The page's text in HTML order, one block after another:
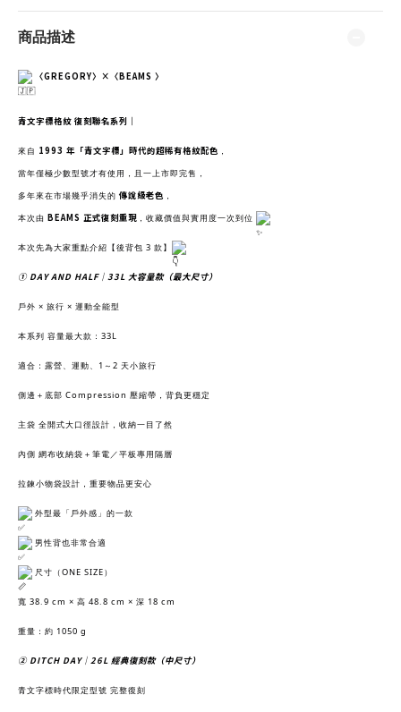
商品描述
〈GREGORY〉×〈BEAMS 〉
青文字標格紋 復刻聯名系列｜
來自 1993 年「青文字標」時代的超稀有格紋配色 ，
當年僅極少數型號才有使用，且一上市即完售，
多年來在市場幾乎消失的 傳說級老色 ，
本次由 BEAMS 正式復刻重現 ，收藏價值與實用度一次到位
本次先為大家重點介紹【後背包 3 款】
① DAY AND HALF｜33L 大容量款（最大尺寸）
戶外 × 旅行 × 運動全能型
本系列 容量最大款：33L
適合：露營、運動、1～2 天小旅行
側邊＋底部 Compression 壓縮帶，背負更穩定
主袋 全開式大口徑設計，收納一目了然
內側 網布收納袋＋筆電／平板專用隔層
拉鍊小物袋設計，重要物品更安心
外型最「戶外感」的一款
男性背也非常合適
尺寸（ONE SIZE）
寬 38.9 cm × 高 48.8 cm × 深 18 cm
重量：約 1050 g
② DITCH DAY｜26L 經典復刻款（中尺寸）
青文字標時代限定型號 完整復刻